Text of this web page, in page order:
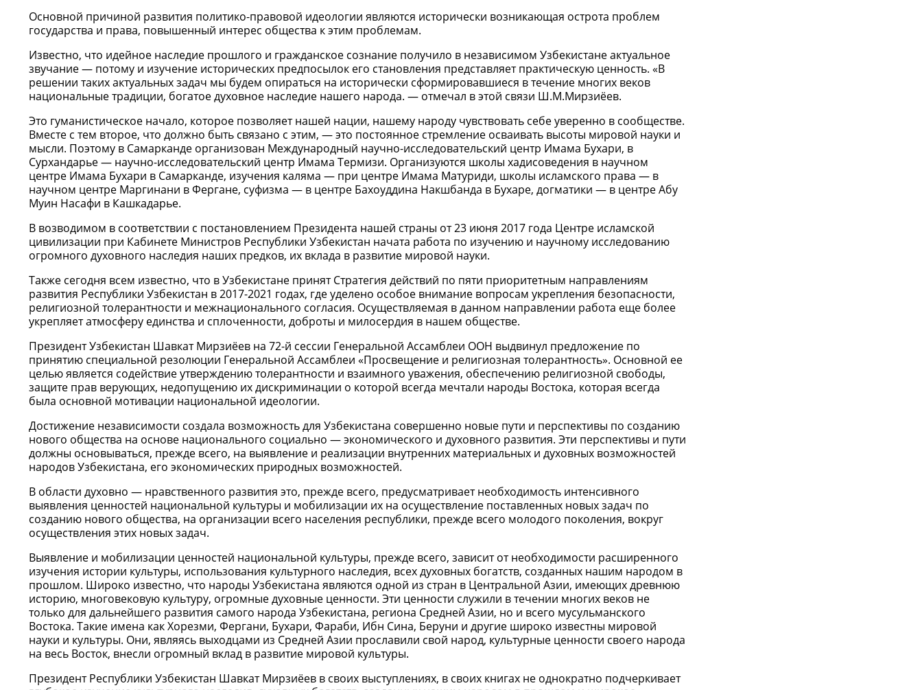
Основной причиной развития политико-правовой идеологии являются исторически возникающая острота проблем
государства и права, повышенный интерес общества к этим проблемам.
Известно, что идейное наследие прошлого и гражданское сознание получило в независимом Узбекистане актуальное
звучание — потому и изучение исторических предпосылок его становления представляет практическую ценность. «В
решении таких актуальных задач мы будем опираться на исторически сформировавшиеся в течение многих веков
национальные традиции, богатое духовное наследие нашего народа. — отмечал в этой связи Ш.М.Мирзиёев.
Это гуманистическое начало, которое позволяет нашей нации, нашему народу чувствовать себе уверенно в сообществе.
Вместе с тем второе, что должно быть связано с этим, — это постоянное стремление осваивать высоты мировой науки и
мысли. Поэтому в Самарканде организован Международный научно-исследовательский центр Имама Бухари, в
Сурхандарье — научно-исследовательский центр Имама Термизи. Организуются школы хадисоведения в научном
центре Имама Бухари в Самарканде, изучения каляма — при центре Имама Матуриди, школы исламского права — в
научном центре Маргинани в Фергане, суфизма — в центре Бахоуддина Накшбанда в Бухаре, догматики — в центре Абу
Муин Насафи в Кашкадарье.
В возводимом в соответствии с постановлением Президента нашей страны от 23 июня 2017 года Центре исламской
цивилизации при Кабинете Министров Республики Узбекистан начата работа по изучению и научному исследованию
огромного духовного наследия наших предков, их вклада в развитие мировой науки.
Также сегодня всем известно, что в Узбекистане принят Стратегия действий по пяти приоритетным направлениям
развития Республики Узбекистан в 2017-2021 годах, где уделено особое внимание вопросам укрепления безопасности,
религиозной толерантности и межнационального согласия. Осуществляемая в данном направлении работа еще более
укрепляет атмосферу единства и сплоченности, доброты и милосердия в нашем обществе.
Президент Узбекистан Шавкат Мирзиёев на 72-й сессии Генеральной Ассамблеи ООН выдвинул предложение по
принятию специальной резолюции Генеральной Ассамблеи «Просвещение и религиозная толерантность». Основной ее
целью является содействие утверждению толерантности и взаимного уважения, обеспечению религиозной свободы,
защите прав верующих, недопущению их дискриминации о которой всегда мечтали народы Востока, которая всегда
была основной мотивации национальной идеологии.
Достижение независимости создала возможность для Узбекистана совершенно новые пути и перспективы по созданию
нового общества на основе национального социально — экономического и духовного развития. Эти перспективы и пути
должны основываться, прежде всего, на выявление и реализации внутренних материальных и духовных возможностей
народов Узбекистана, его экономических природных возможностей.
В области духовно — нравственного развития это, прежде всего, предусматривает необходимость интенсивного
выявления ценностей национальной культуры и мобилизации их на осуществление поставленных новых задач по
созданию нового общества, на организации всего населения республики, прежде всего молодого поколения, вокруг
осуществления этих новых задач.
Выявление и мобилизации ценностей национальной культуры, прежде всего, зависит от необходимости расширенного
изучения истории культуры, использования культурного наследия, всех духовных богатств, созданных нашим народом в
прошлом. Широко известно, что народы Узбекистана являются одной из стран в Центральной Азии, имеющих древнюю
историю, многовековую культуру, огромные духовные ценности. Эти ценности служили в течении многих веков не
только для дальнейшего развития самого народа Узбекистана, региона Средней Азии, но и всего мусульманского
Востока. Такие имена как Хорезми, Фергани, Бухари, Фараби, Ибн Сина, Беруни и другие широко известны мировой
науки и культуры. Они, являясь выходцами из Средней Азии прославили свой народ, культурные ценности своего народа
на весь Восток, внесли огромный вклад в развитие мировой культуры.
Президент Республики Узбекистан Шавкат Мирзиёев в своих выступлениях, в своих книгах не однократно подчеркивает